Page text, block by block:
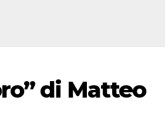
di Matteo